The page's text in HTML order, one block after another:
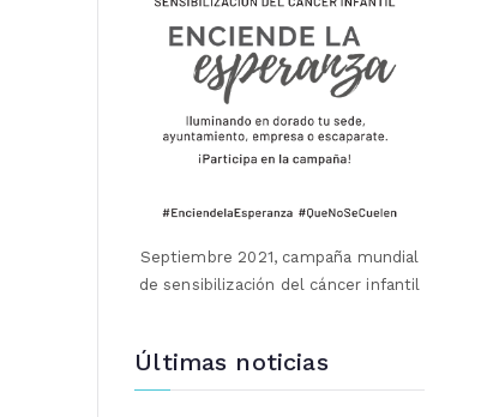
Septiembre 2021, campaña mundial
de sensibilización del cáncer infantil
Últimas noticias